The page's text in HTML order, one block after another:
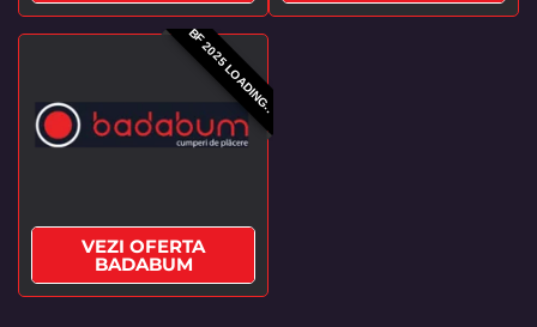
BF 2025 LOADING..
VEZI OFERTA
BADABUM